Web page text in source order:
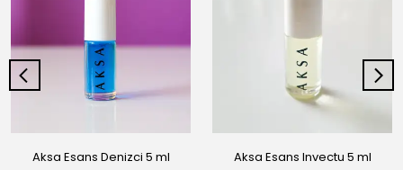
Aksa Esans Denizci 5 ml Aksa Esans Invectu 5 ml